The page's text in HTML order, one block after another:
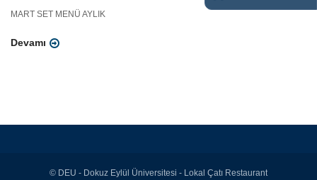
MART SET MENÜ AYLIK
Devamı
© DEU - Dokuz Eylül Üniversitesi - Lokal Çatı Restaurant